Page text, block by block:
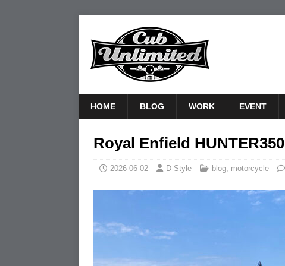
HOME BLOG WORK EVENT
Royal Enfield HUNTER350
2026-06-02 D-Style blog, motorcycle